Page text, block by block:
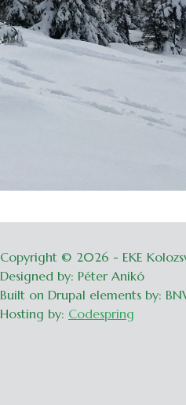
Copyright © 2026 - EKE
Designed by: Péter Anikó
Built on Drupal elements by:
Hosting by: Codespring